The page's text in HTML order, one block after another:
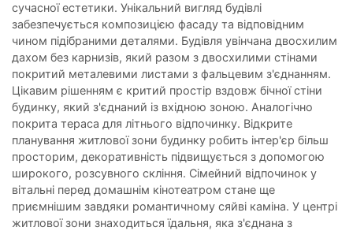
сучасної естетики. Унікальний вигляд будівлі
забезпечується композицією фасаду та відповідним
чином підібраними деталями. Будівля увінчана двосхилим
дахом без карнизів, який разом з двосхилими стінами
покритий металевими листами з фальцевим з'єднанням.
Цікавим рішенням є критий простір вздовж бічної стіни
будинку, який з'єднаний із вхідною зоною. Аналогічно
покрита тераса для літнього відпочинку. Відкрите
планування житлової зони будинку робить інтер'єр більш
просторим, декоративність підвищується з допомогою
широкого, розсувного скління. Сімейний відпочинок у
вітальні перед домашнім кінотеатром стане ще
приємнішим завдяки романтичному сяйві каміна. У центрі
житлової зони знаходиться їдальня, яка з'єднана з